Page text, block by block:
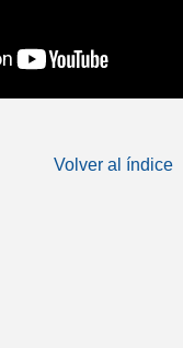
Volver al índice